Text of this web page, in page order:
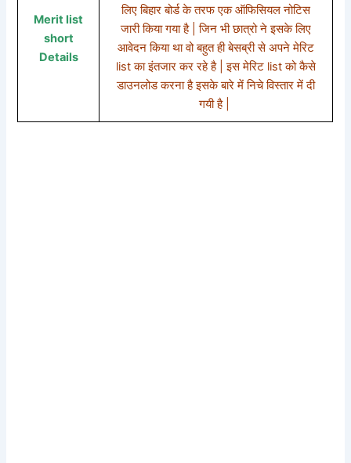
Merit list
short
Details
लिए बिहार बोर्ड के तरफ एक ऑफिसियल नोटिस
जारी किया गया है | जिन भी छात्रो ने इसके लिए
आवेदन किया था वो बहुत ही बेसब्री से अपने मेरिट
list का इंतजार कर रहे है | इस मेरिट list को कैसे
डाउनलोड करना है इसके बारे में निचे विस्तार में दी
गयी है |